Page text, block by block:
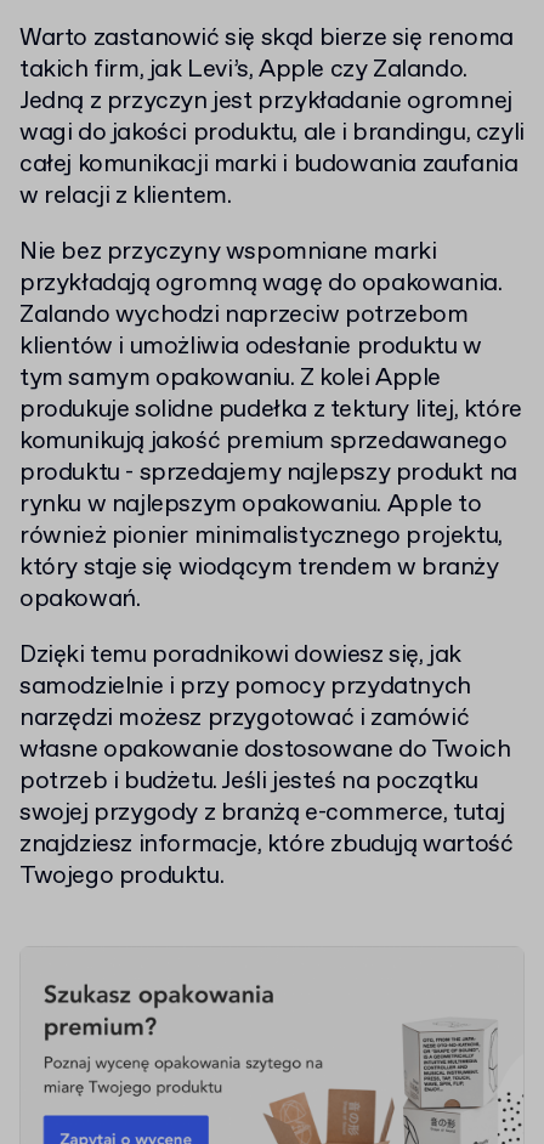
Warto zastanowić się skąd bierze się renoma
takich firm, jak Levi’s, Apple czy Zalando.
Jedną z przyczyn jest przykładanie ogromnej
wagi do jakości produktu, ale i brandingu, czyli
całej komunikacji marki i budowania zaufania
w relacji z klientem.
Nie bez przyczyny wspomniane marki
przykładają ogromną wagę do opakowania.
Zalando wychodzi naprzeciw potrzebom
klientów i umożliwia odesłanie produktu w
tym samym opakowaniu. Z kolei Apple
produkuje solidne pudełka z tektury litej, które
komunikują jakość premium sprzedawanego
produktu - sprzedajemy najlepszy produkt na
rynku w najlepszym opakowaniu. Apple to
również pionier minimalistycznego projektu,
który staje się wiodącym trendem w branży
opakowań.
Dzięki temu poradnikowi dowiesz się, jak
samodzielnie i przy pomocy przydatnych
narzędzi możesz przygotować i zamówić
własne opakowanie dostosowane do Twoich
potrzeb i budżetu. Jeśli jesteś na początku
swojej przygody z branżą e-commerce, tutaj
znajdziesz informacje, które zbudują wartość
Twojego produktu.